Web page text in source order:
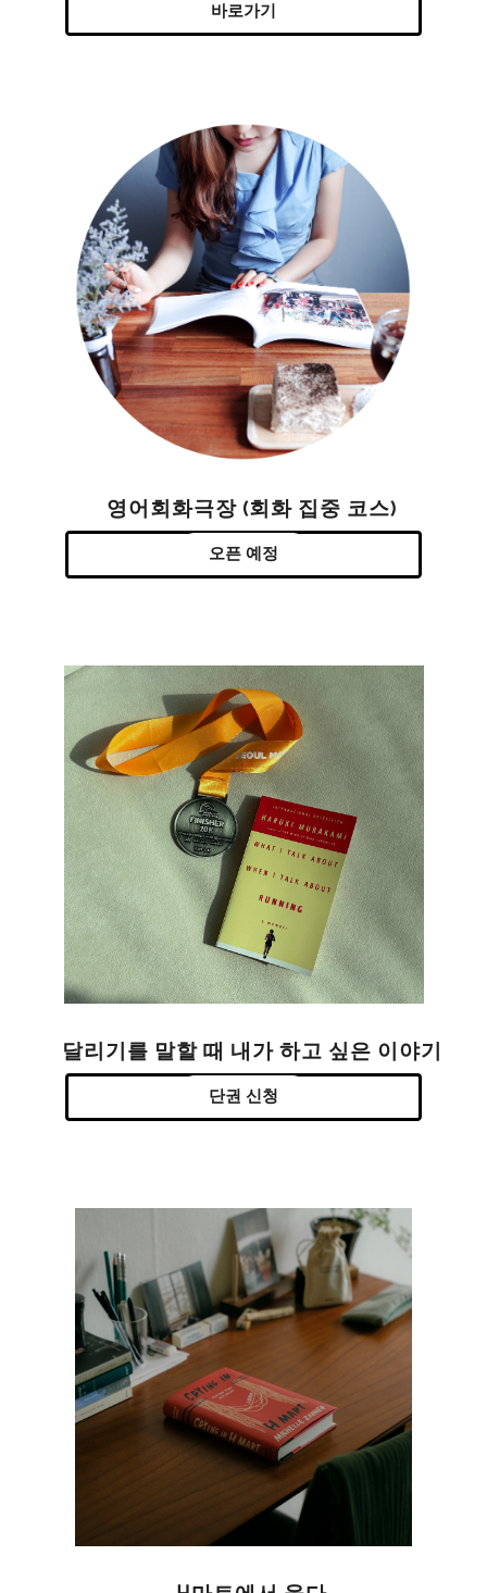
바로가기
영어회화극장 (회화 집중 코스)
오픈 예정
달리기를 말할 때 내가 하고 싶은 이야기
단권 신청